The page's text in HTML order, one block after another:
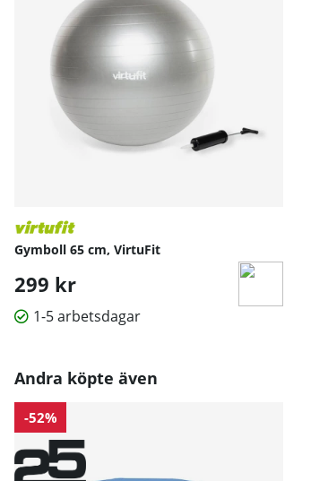
Gymboll 65 cm, VirtuFit
299 kr
1-5 arbetsdagar
Andra köpte även
-52%